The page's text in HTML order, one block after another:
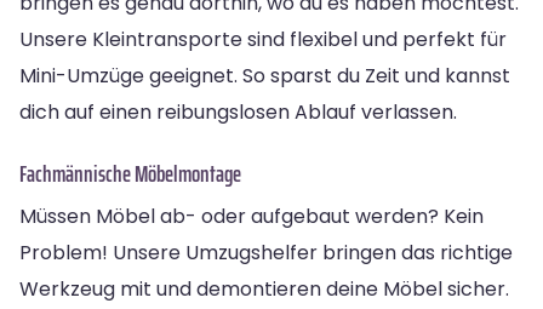
Unsere Kleintransporte sind flexibel und perfekt für
Mini-Umzüge geeignet. So sparst du Zeit und kannst
dich auf einen reibungslosen Ablauf verlassen.
Fachmännische Möbelmontage
Müssen Möbel ab- oder aufgebaut werden? Kein
Problem! Unsere Umzugshelfer bringen das richtige
Werkzeug mit und demontieren deine Möbel sicher.